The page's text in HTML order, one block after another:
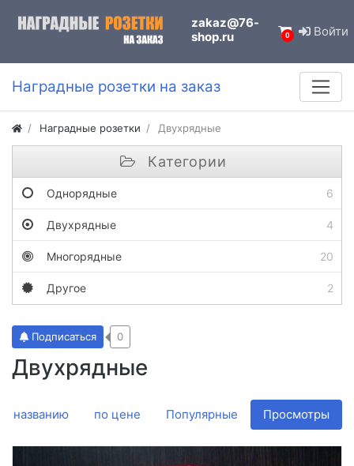
zakaz@76-
shop.ru
0 Войти
Наградные розетки на заказ
Наградные розетки Двухрядные
Категории
6
Однорядные
4
Двухрядные
20
Многорядные
2
Другое
Двухрядные
Подписаться 0
названию по цене Популярные Просмотры